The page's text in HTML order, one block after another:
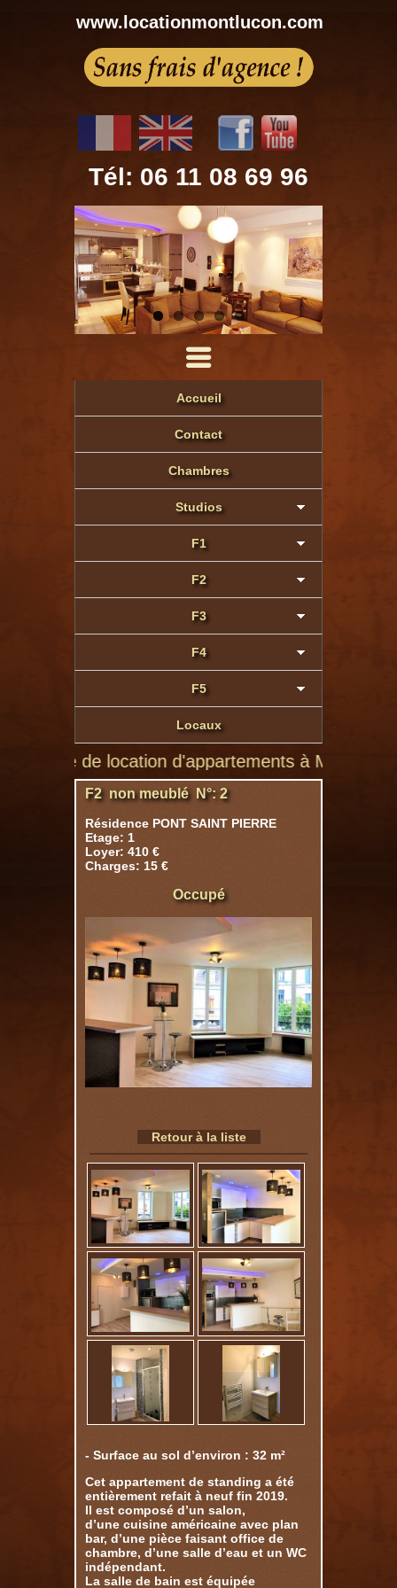
www.locationmontlucon.com
Tél: 06 11 08 69 96
Accueil
Contact
Chambres
Studios
F1
F2
F3
F4
F5
Locaux
de location d'appartements à Montluçon de
F2 non meublé N°: 2
Résidence PONT SAINT PIERRE
Etage: 1
Loyer: 410 €
Charges: 15 €
Occupé
Retour à la liste
- Surface au sol d’environ : 32 m²
Cet appartement de standing a été
entièrement refait à neuf fin 2019.
Il est composé d’un salon,
d’une cuisine américaine avec plan
bar, d’une pièce faisant office de
chambre, d’une salle d’eau et un WC
indépendant.
La salle de bain est équipée